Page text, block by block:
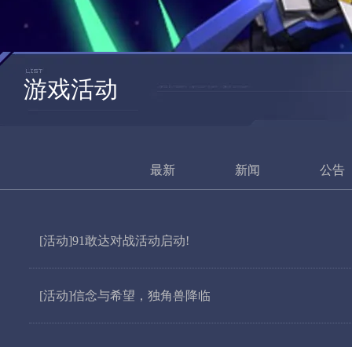
游戏活动
最新 新闻 公告
[活动]91敢达对战活动启动!
[活动]信念与希望，独角兽降临